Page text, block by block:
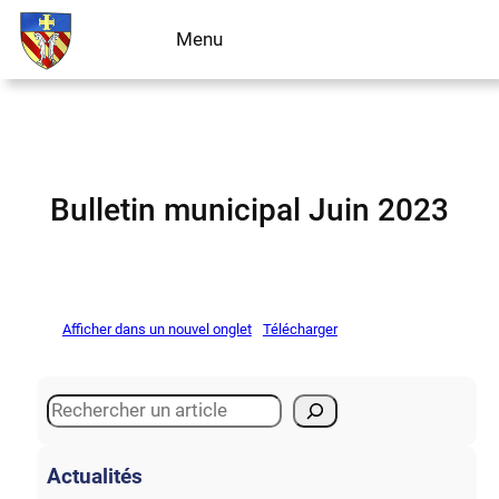
Aller
contenu
Menu
Bulletin municipal Juin 2023
Afficher dans un nouvel onglet Télécharger
S
a
Actualités